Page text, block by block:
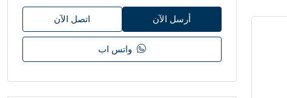
أرسل الآن اتصل الآن
واتس اب